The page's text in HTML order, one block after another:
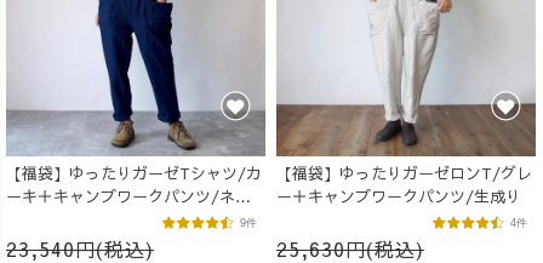
【福袋】ゆったりガーゼTシャツ/カ
ーキ＋キャンプワークパンツ/ネイ
23,540円(税込)
9件
【福袋】ゆったりガーゼロンT/グレ
ー＋キャンプワークパンツ/生成り
25,630円(税込)
4件